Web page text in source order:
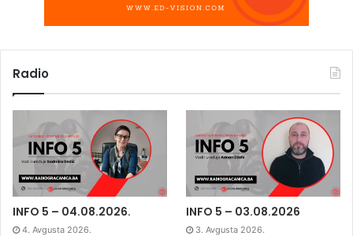
Radio
INFO 5 – 04.08.2026.
4. Avgusta 2026.
INFO 5 – 03.08.2026
3. Avgusta 2026.